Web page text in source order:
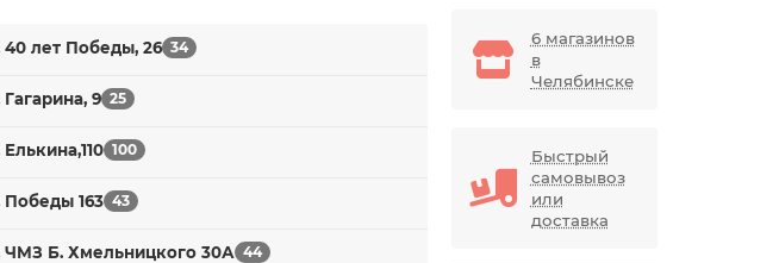
лет Победы, 26 34
9 25
100
163 43
ЧМЗ Б. Хмельницкого 30А 44
6 магазинов
в
Челябинске
Быстрый
самовывоз
или
доставка